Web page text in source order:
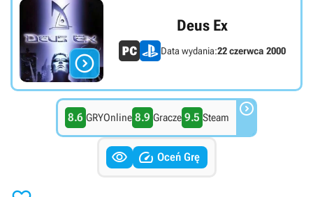

Deus Ex
Data wydania:22 czerwca 2000
8.6 GRYOnline 8.9 Gracze 9.5 Steam 
  Oceń Grę